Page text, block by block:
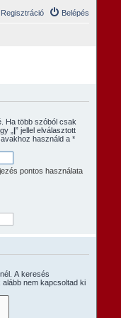
Belépés
Regisztráció
„ |” jellel elválasztott
használd a *
pontos használata
A keresés
nem kapcsoltad ki